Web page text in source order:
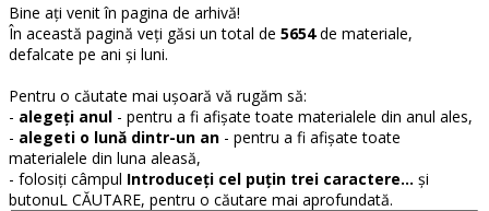
Bine ați venit în pagina de arhivă!
În această pagină veți găsi un total de 5654de materiale,
defalcate pe ani și luni.
Pentru o căutate mai ușoară vă rugăm să:
- alegeți anul - pentru a fi afișate toate materialele din anul ales,
- alegeti o lună dintr-un an - pentru a fi afișate toate
materialele din luna aleasă,
- folosiți câmpul Introduceți cel puțin trei caractere... și
butonuL CĂUTARE, pentru o căutare mai aprofundată.